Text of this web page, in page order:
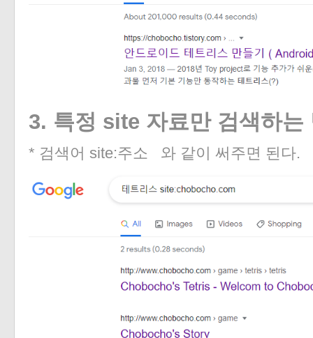
3. 특정 site 자료만 검색하는
* 검색어 site:주소 와 같이 써주면 된다.
«